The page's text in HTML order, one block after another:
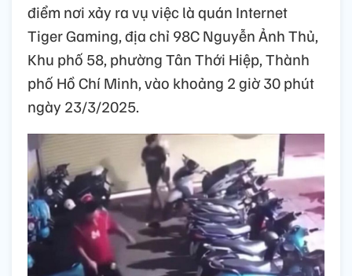
điểm nơi xảy ra vụ việc là quán Internet
Tiger Gaming, địa chỉ 98C Nguyễn Ảnh Thủ,
Khu phố 58, phường Tân Thới Hiệp, Thành
phố Hồ Chí Minh, vào khoảng 2 giờ 30 phút
ngày 23/3/2025.